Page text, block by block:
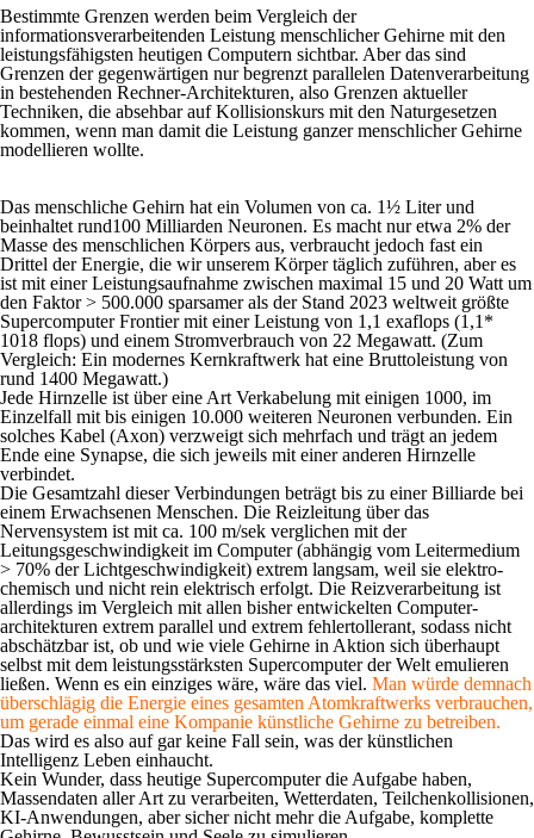
Bestimmte Grenzen werden beim Vergleich der
informationsverarbeitenden Leistung menschlicher Gehirne mit den
leistungsfähigsten heutigen Computern sichtbar. Aber das sind
Grenzen der gegenwärtigen nur begrenzt parallelen Datenverarbeitung
in bestehenden Rechner-Architekturen, also Grenzen aktueller
Techniken, die absehbar auf Kollisionskurs mit den Naturgesetzen
kommen, wenn man damit die Leistung ganzer menschlicher Gehirne
modellieren wollte.
Das menschliche Gehirn hat ein Volumen von ca. 1½ Liter und
beinhaltet rund100 Milliarden Neuronen. Es macht nur etwa 2% der
Masse des menschlichen Körpers aus, verbraucht jedoch fast ein
Drittel der Energie, die wir unserem Körper täglich zuführen, aber es
ist mit einer Leistungsaufnahme zwischen maximal 15 und 20 Watt um
den Faktor > 500.000 sparsamer als der Stand 2023 weltweit größte
SupercomputerFrontiermit einer Leistung von 1,1 exaflops (1,1*
1018 flops) und einem Stromverbrauch von 22 Megawatt. (Zum
Vergleich: Ein modernes Kernkraftwerk hat eine Bruttoleistung von
rund 1400 Megawatt.)
Jede Hirnzelle ist über eine Art Verkabelung mit einigen 1000, im
Einzelfall mit bis einigen 10.000 weiteren Neuronen verbunden. Ein
solches Kabel (Axon) verzweigt sich mehrfach und trägt an jedem
Ende eine Synapse, die sich jeweils mit einer anderen Hirnzelle
verbindet.
Die Gesamtzahl dieser Verbindungen beträgt bis zu einer Billiarde bei
einem Erwachsenen Menschen. Die Reizleitung über das
Nervensystem ist mit ca. 100 m/sek verglichen mit der
Leitungsgeschwindigkeit im Computer (abhängig vom Leitermedium
> 70% der Lichtgeschwindigkeit) extrem langsam, weil sie elektro-
chemisch und nicht rein elektrisch erfolgt. Die Reizverarbeitung ist
allerdings im Vergleich mit allen bisher entwickelten Computer­
architekturen extrem parallel und extrem fehlertollerant, sodass nicht
abschätzbar ist, ob und wie viele Gehirne in Aktion sich überhaupt
selbst mit dem leistungsstärksten Supercomputer der Welt emulieren
ließen. Wenn es ein einziges wäre, wäre das viel. Man würde demnach
überschlägig die Energie eines gesamten Atomkraftwerks verbrauchen,
um gerade einmal eine Kompanie künstliche Gehirne zu betreiben.
Das wird es also auf gar keine Fall sein, was der künstlichen
Intelligenz Leben einhaucht.
Kein Wunder, dass heutige Supercomputer die Aufgabe haben,
Massendaten aller Art zu verarbeiten, Wetterdaten, Teilchenkollisionen,
KI-Anwendungen, aber sicher nicht mehr die Aufgabe, komplette